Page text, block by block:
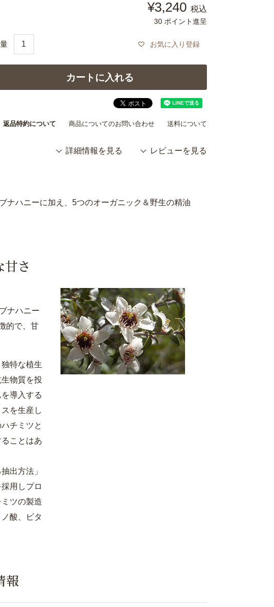
¥3,240 税込
30 ポイント進呈
お気に入り登録
カートに入れる
返品特約について 商品についてのお問い合わせ 送料について
詳細情報を見る レビューを見る
ナハニーに加え、5つのオーガニック＆野生の精油
さ
ナハニー
的で、甘
特な植生
物質を投
導入する
を生産し
チミツと
ことはあ
出方法」
用しプロ
ツの製造
酸、ビタ
報